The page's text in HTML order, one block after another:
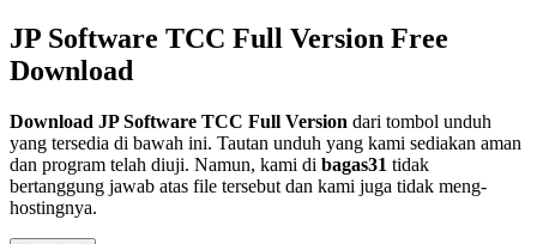
JP Software TCC Full Version Free
Download
Download JP Software TCC Full Version dari tombol unduh
yang tersedia di bawah ini. Tautan unduh yang kami sediakan aman
dan program telah diuji. Namun, kami di bagas31 tidak
bertanggung jawab atas file tersebut dan kami juga tidak meng-
hostingnya.